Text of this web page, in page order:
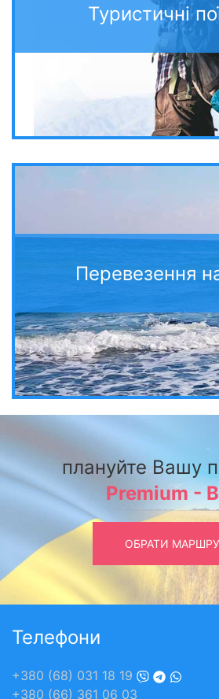
Туристичні
Перевезення
плануйте Вашу
Premium -
ОБРАТИ
Телефони
+380 (68) 031 18 19
+380 (66) 361 06 03